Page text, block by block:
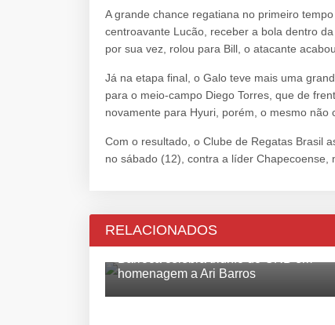
A grande chance regatiana no primeiro
centroavante Lucão, receber a bola dentro
por sua vez, rolou para Bill, o atacante
Já na etapa final, o Galo teve mais uma
para o meio-campo Diego Torres, que de
novamente para Hyuri, porém, o mesmo não
Com o resultado, o Clube de Regatas Brasil
no sábado (12), contra a líder Chapecoense,
RELACIONADOS
homenagem a Ari Barros